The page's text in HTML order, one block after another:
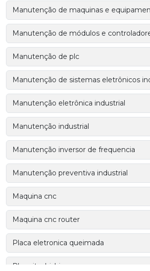
Manutenção de maquinas e
Manutenção de módulos e
Manutenção de plc
Manutenção de sistemas eletrônicos
Manutenção eletrônica industrial
Manutenção industrial
Manutenção inversor de frequencia
Manutenção preventiva industrial
Maquina cnc
Maquina cnc router
Placa eletronica queimada
Plc mitsubishi